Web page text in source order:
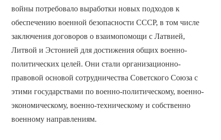
войны потребовало выработки новых подходов к
обеспечению военной безопасности СССР, в том числе
заключения договоров о взаимопомощи с Латвией,
Литвой и Эстонией для достижения общих военно-
политических целей. Они стали организационно-
правовой основой сотрудничества Советского Союза с
этими государствами по военно-политическому, военно-
экономическому, военно-техническому и собственно
военному направлениям.